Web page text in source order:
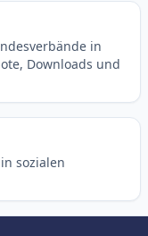
in
Downloads und
sozialen